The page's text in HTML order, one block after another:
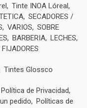
Tinte INOA Lóreal
SECADORES /
VARIOS
SOBRE
BARBERIA LECHES,
Tintes Glossco
Política de Privacidad
pedido
Políticas de